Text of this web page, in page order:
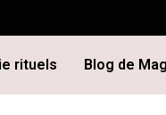
rituels Blog de